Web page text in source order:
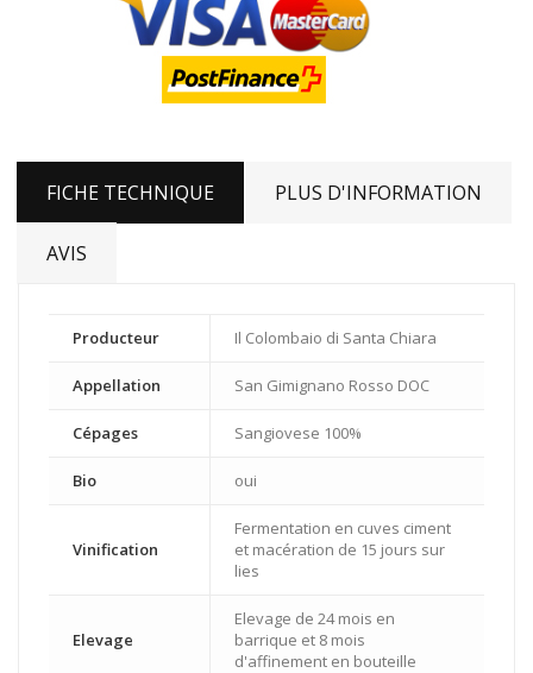
FICHE TECHNIQUE PLUS D'INFORMATION
AVIS
Producteur Il Colombaio di Santa Chiara
Appellation San Gimignano Rosso DOC
Cépages Sangiovese 100%
Bio oui
Vinification
Fermentation en cuves ciment
et macération de 15 jours sur
lies
Elevage
Elevage de 24 mois en
barrique et 8 mois
d'affinement en bouteille